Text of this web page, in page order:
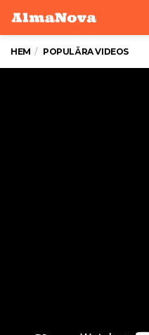
HEM POPULÄRA VIDEOS